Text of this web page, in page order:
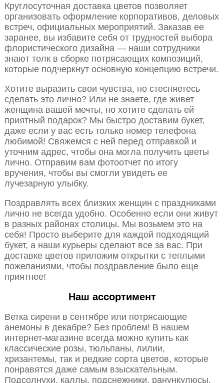
Круглосуточная доставка цветов позволяет
организовать оформление корпоративов, деловых
встреч, официальных мероприятий. Заказав ее
заранее, вы избавите себя от трудностей выбора
флористического дизайна — наши сотрудники
знают толк в сборке потрясающих композиций,
которые подчеркнут основную концепцию встречи.
Хотите выразить свои чувства, но стесняетесь
сделать это лично? Или не знаете, где живет
женщина вашей мечты, но хотите сделать ей
приятный подарок? Мы быстро доставим букет,
даже если у вас есть только номер телефона
любимой! Свяжемся с ней перед отправкой и
уточним адрес, чтобы она могла получить цветы
лично. Отправим вам фотоотчет по итогу
вручения, чтобы вы смогли увидеть ее
лучезарную улыбку.
Поздравлять всех близких женщин с праздниками
лично не всегда удобно. Особенно если они живут
в разных районах столицы. Мы возьмем это на
себя! Просто выберите для каждой подходящий
букет, а наши курьеры сделают все за вас. При
доставке цветов приложим открытки с теплыми
пожеланиями, чтобы поздравление было еще
приятнее!
Наш ассортимент
Ветка сирени в сентябре или потрясающие
анемоны в декабре? Без проблем! В нашем
интернет-магазине всегда можно купить как
классические розы, тюльпаны, лилии,
хризантемы, так и редкие сорта цветов, которые
понравятся даже самым взыскательным.
Подсолнухи, каллы, подснежники, ранункулюсы,